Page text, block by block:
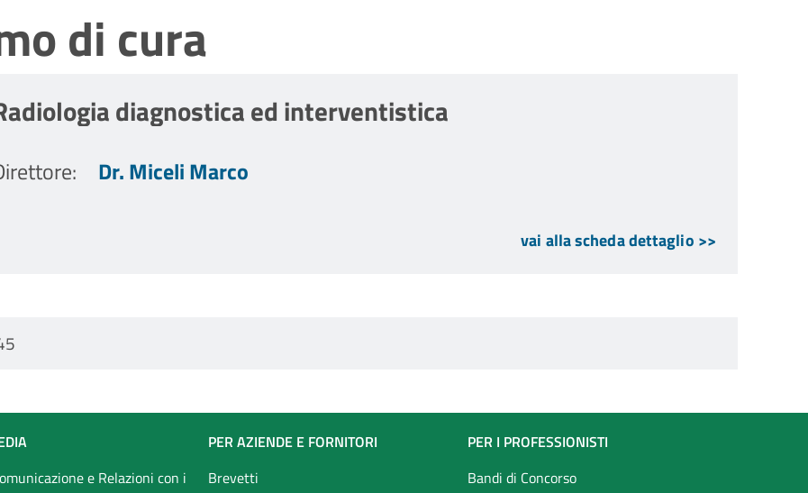
di cura
diagnostica ed interventistica
: Dr. Miceli Marco
vai alla scheda dettaglio >>
e Relazioni con i
PER AZIENDE E FORNITORI
Brevetti
PER I PROFESSIONISTI
Bandi di Concorso